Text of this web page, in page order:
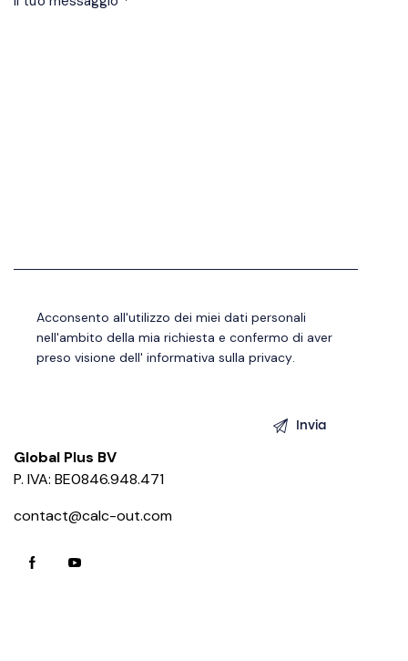
Acconsento all'utilizzo dei miei dati personali
nell'ambito della mia richiesta e confermo di aver
preso visione dell'informativa sulla privacy.
Global Plus BV
P. IVA: BE0846.948.471
contact@calc-out.com